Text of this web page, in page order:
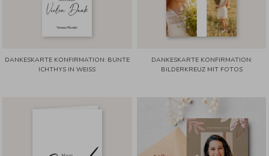
DANKESKARTE KONFIRMATION: BUNTE
ICHTHYS IN WEISS
DANKESKARTE KONFIRMATION:
BILDERKREUZ MIT FOTOS